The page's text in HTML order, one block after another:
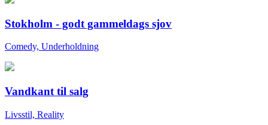
Stokholm - godt gammeldags sjov
Comedy, Underholdning
Vandkant til salg
Livsstil, Reality